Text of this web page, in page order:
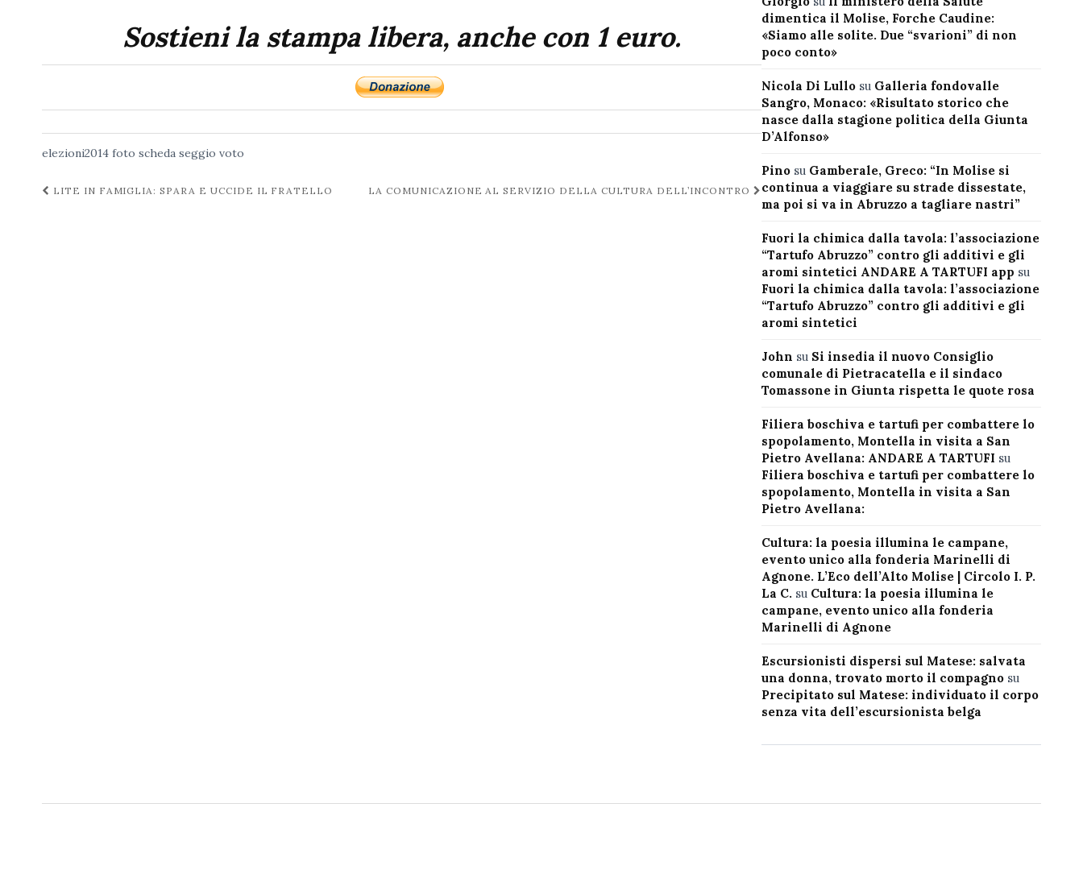
Sostieni la stampa libera, anche con 1 euro.
elezioni2014 foto scheda seggio voto
Navigazione
LITE IN FAMIGLIA: SPARA E UCCIDE IL FRATELLO LA COMUNICAZIONE AL SERVIZIO DELLA CULTURA DELL’INCONTRO
dimentica il Molise, Forche Caudine:
«Siamo alle solite. Due “svarioni” di non
poco conto»
Nicola Di Lullosu Galleria fondovalle
Sangro, Monaco: «Risultato storico che
nasce dalla stagione politica della Giunta
D’Alfonso»
Pinosu Gamberale, Greco: “In Molise si
continua a viaggiare su strade dissestate,
ma poi si va in Abruzzo a tagliare nastri”
Fuori la chimica dalla tavola: l’associazione
“Tartufo Abruzzo” contro gli additivi e gli
aromi sintetici ANDARE A TARTUFI app su
Fuori la chimica dalla tavola: l’associazione
“Tartufo Abruzzo” contro gli additivi e gli
aromi sintetici
John su Si insedia il nuovo Consiglio
comunale di Pietracatella e il sindaco
Tomassone in Giunta rispetta le quote rosa
Filiera boschiva e tartufi per combattere lo
spopolamento, Montella in visita a San
Pietro Avellana: ANDARE A TARTUFI su
Filiera boschiva e tartufi per combattere lo
spopolamento, Montella in visita a San
Pietro Avellana:
Cultura: la poesia illumina le campane,
evento unico alla fonderia Marinelli di
Agnone. L’Eco dell’Alto Molise | Circolo I. P.
La C. su Cultura: la poesia illumina le
campane, evento unico alla fonderia
Marinelli di Agnone
Escursionisti dispersi sul Matese: salvata
una donna, trovato morto il compagnosu
Precipitato sul Matese: individuato il corpo
senza vita dell’escursionista belga